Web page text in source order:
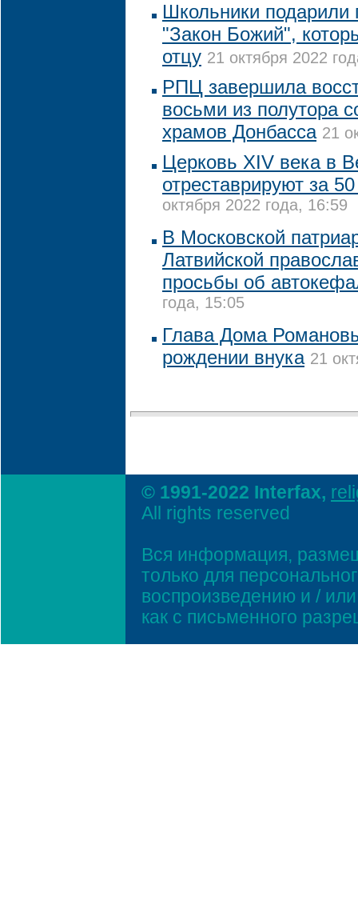
Школьники подарили
"Закон Божий",
отцу 21 октября 2022
РПЦ завершила
восьми из полутора
храмов Донбасса 21
Церковь XIV века в
отреставрируют за
октября 2022 года, 16:59
В Московской
Латвийской
просьбы об
года, 15:05
Глава Дома
рождении внука 21
© 1991-2022 Interfax,
All rights reserved
Вся информация,
только для
воспроизведению и /
как с письменного